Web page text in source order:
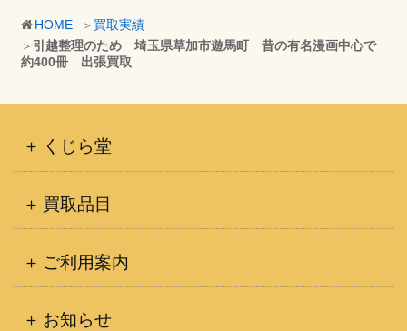
HOME
買取実績
引越整理のため 埼玉県草加市遊馬町 昔の有名漫画中心で
約400冊 出張買取
くじら堂
買取品目
ご利用案内
お知らせ